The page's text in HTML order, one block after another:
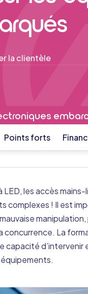
la clientèle
Points forts
les accès
complexes ! Il est
concurrence. La
d’intervenir